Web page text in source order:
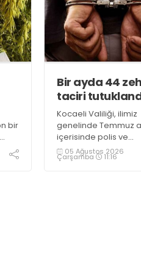
bir
Bir ayda 44
taciri
Kocaeli Valiliği, ilimiz
genelinde Temmuz
içerisinde polis ve
jandarma ekiplerince
uyuşturucu ile
05 Ağustos 2026
Çarşamba 11:16